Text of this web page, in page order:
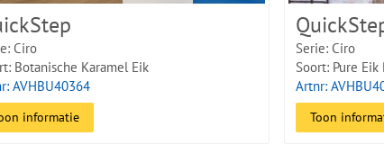
Ciro
Botanische Karamel Eik
AVHBU40364
informatie
Serie: Ciro
Soort: Pure Eik
Artnr:
Toon